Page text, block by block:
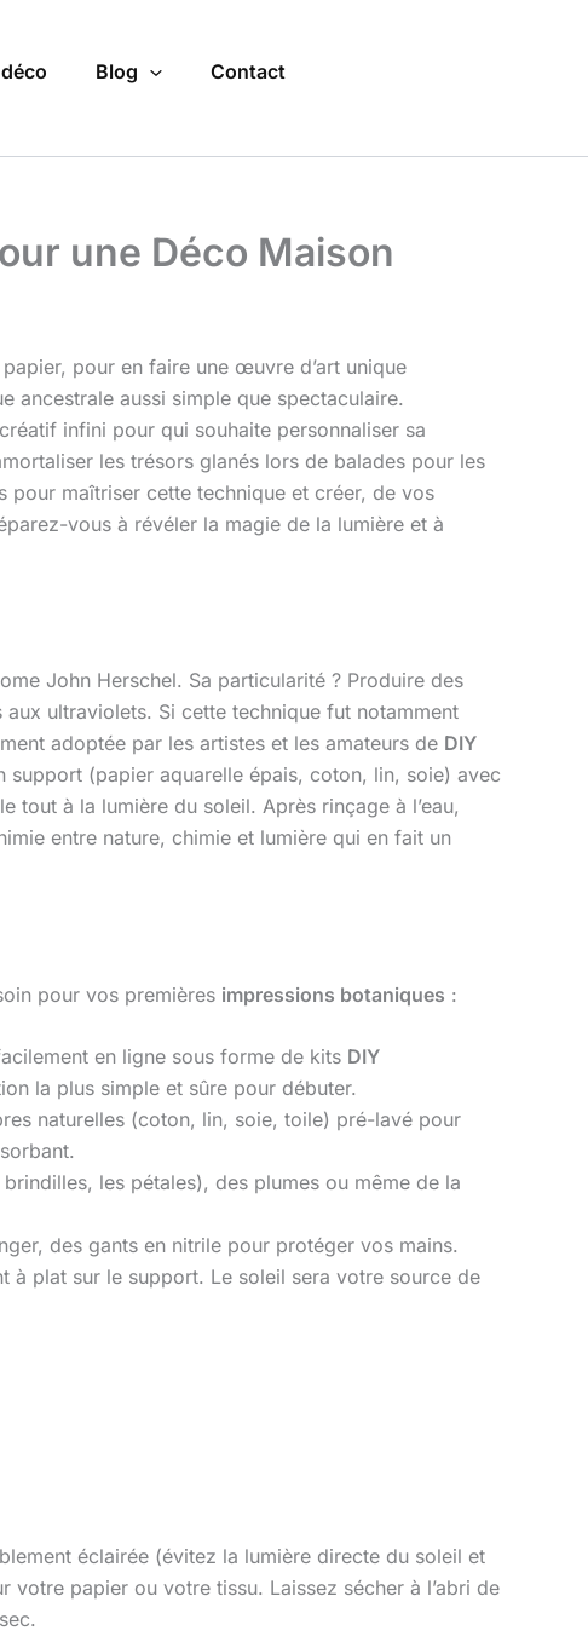
Blog Contact
une Déco Maison
pour en faire une œuvre d’art unique
ancestrale aussi simple que spectaculaire.
infini pour qui souhaite personnaliser sa
les trésors glanés lors de balades pour les
pour maîtriser cette technique et créer, de vos
vous à révéler la magie de la lumière et à
John Herschel. Sa particularité ? Produire des
ultraviolets. Si cette technique fut notamment
adoptée par les artistes et les amateurs de DIY
(papier aquarelle épais, coton, lin, soie) avec
tout à la lumière du soleil. Après rinçage à l’eau,
entre nature, chimie et lumière qui en fait un
pour vos premières impressions botaniques :
en ligne sous forme de kits DIY
la plus simple et sûre pour débuter.
naturelles (coton, lin, soie, toile) pré-lavé pour
les pétales), des plumes ou même de la
des gants en nitrile pour protéger vos mains.
à plat sur le support. Le soleil sera votre source de
éclairée (évitez la lumière directe du soleil et
votre papier ou votre tissu. Laissez sécher à l’abri de